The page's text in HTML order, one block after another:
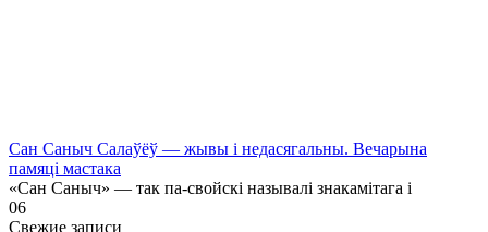
Сан Саныч Салаўёў — жывы і недасягальны. Вечарына
памяці мастака
«Сан Саныч» — так па-свойскі называлі знакамітага і
06
Свежие записи